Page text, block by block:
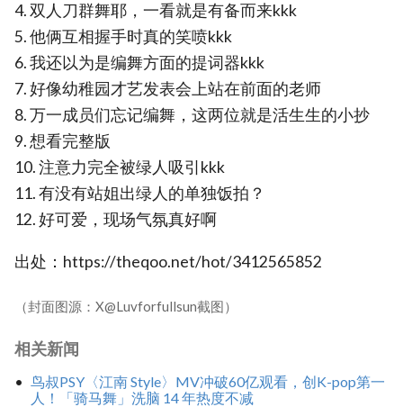
4. 双人刀群舞耶，一看就是有备而来kkk
5. 他俩互相握手时真的笑喷kkk
6. 我还以为是编舞方面的提词器kkk
7. 好像幼稚园才艺发表会上站在前面的老师
8. 万一成员们忘记编舞，这两位就是活生生的小抄
9. 想看完整版
10. 注意力完全被绿人吸引kkk
11. 有没有站姐出绿人的单独饭拍？
12. 好可爱，现场气氛真好啊
出处：https://theqoo.net/hot/3412565852
（封面图源：X@Luvforfullsun截图）
相关新闻
鸟叔PSY〈江南 Style〉MV冲破60亿观看，创K-pop第一
人！「骑马舞」洗脑 14 年热度不减